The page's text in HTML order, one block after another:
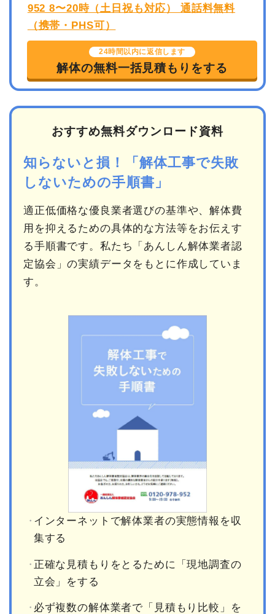
24時間以内に返信します
解体の無料一括見積もりをする
おすすめ無料ダウンロード資料
知らないと損！「解体工事で失敗
しないための手順書」
適正低価格な優良業者選びの基準や、解体費
用を抑えるための具体的な方法等をお伝えす
る手順書です。私たち「あんしん解体業者認
定協会」の実績データをもとに作成していま
す。
インターネットで解体業者の実態情報を収
集する
正確な見積もりをとるために「現地調査の
立会」をする
必ず複数の解体業者で「見積もり比較」を